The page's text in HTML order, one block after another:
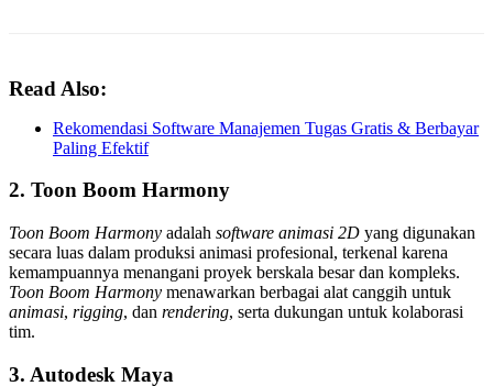
Read Also:
Rekomendasi Software Manajemen Tugas Gratis & Berbayar
Paling Efektif
2. Toon Boom Harmony
Toon Boom Harmony adalah software animasi 2D yang digunakan
secara luas dalam produksi animasi profesional, terkenal karena
kemampuannya menangani proyek berskala besar dan kompleks.
Toon Boom Harmony menawarkan berbagai alat canggih untuk
animasi, rigging, dan rendering, serta dukungan untuk kolaborasi
tim.
3. Autodesk Maya